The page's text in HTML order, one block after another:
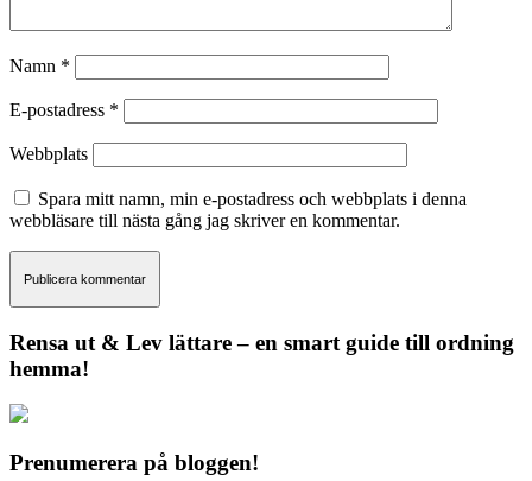
Namn *
E-postadress *
Webbplats
Spara mitt namn, min e-postadress och webbplats i denna
webbläsare till nästa gång jag skriver en kommentar.
Rensa ut & Lev lättare – en smart guide till ordning
hemma!
Prenumerera på bloggen!